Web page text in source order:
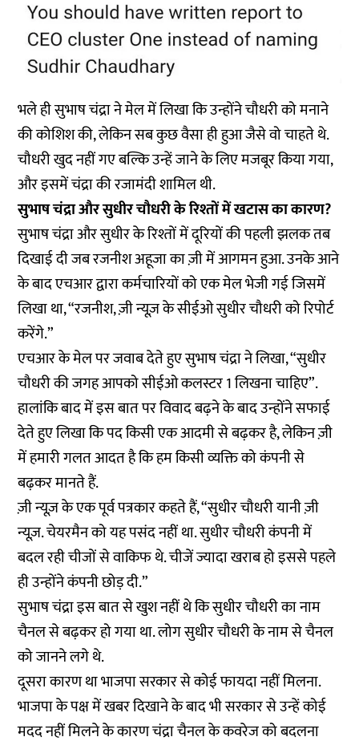
भले ही सुभाष चंद्रा ने मेल में लिखा कि उन्होंने चौधरी को मनाने
की कोशिश की, लेकिन सब कुछ वैसा ही हुआ जैसे वो चाहते थे.
चौधरी खुद नहीं गए बल्कि उन्हें जाने के लिए मजबूर किया गया,
और इसमें चंद्रा की रजामंदी शामिल थी.
सुभाष चंद्रा और सुधीर चौधरी के रिश्तों में खटास का कारण?
सुभाष चंद्रा और सुधीर के रिश्तों में दूरियों की पहली झलक तब
दिखाई दी जब रजनीश अहूजा का ज़ी में आगमन हुआ. उनके आने
के बाद एचआर द्वारा कर्मचारियों को एक मेल भेजी गई जिसमें
लिखा था, “रजनीश, ज़ी न्यूज़ के सीईओ सुधीर चौधरी को रिपोर्ट
करेंगे.”
एचआर के मेल पर जवाब देते हुए सुभाष चंद्रा ने लिखा, “सुधीर
चौधरी की जगह आपको सीईओ कलस्टर 1 लिखना चाहिए”.
हालांकि बाद में इस बात पर विवाद बढ़ने के बाद उन्होंने सफाई
देते हुए लिखा कि पद किसी एक आदमी से बढ़कर है, लेकिन ज़ी
में हमारी गलत आदत है कि हम किसी व्यक्ति को कंपनी से
बढ़कर मानते हैं.
ज़ी न्यूज़ के एक पूर्व पत्रकार कहते हैं, “सुधीर चौधरी यानी ज़ी
न्यूज़. चेयरमैन को यह पसंद नहीं था. सुधीर चौधरी कंपनी में
बदल रही चीजों से वाकिफ थे. चीजें ज्यादा खराब हो इससे पहले
ही उन्होंने कंपनी छोड़ दी.”
सुभाष चंद्रा इस बात से खुश नहीं थे कि सुधीर चौधरी का नाम
चैनल से बढ़कर हो गया था. लोग सुधीर चौधरी के नाम से चैनल
को जानने लगे थे.
दूसरा कारण था भाजपा सरकार से कोई फायदा नहीं मिलना.
भाजपा के पक्ष में खबर दिखाने के बाद भी सरकार से उन्हें कोई
मदद नहीं मिलने के कारण चंद्रा चैनल के कवरेज को बदलना